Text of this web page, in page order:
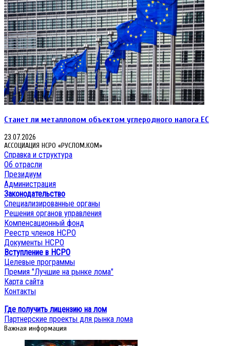
Станет ли металлолом объектом углеродного налога ЕС
23.07.2026
АССОЦИАЦИЯ НСРО «РУСЛОМ.КОМ»
Справка и структура
Об отрасли
Президиум
Администрация
Законодательство
Специализированные органы
Решения органов управления
Компенсационный фонд
Реестр членов НСРО
Документы НСРО
Вступление в НСРО
Целевые программы
Премия "Лучшие на рынке лома"
Карта сайта
Контакты
Где получить лицензию на лом
Партнерские проекты для рынка лома
Важная информация